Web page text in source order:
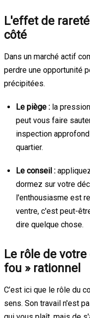
L'effet de
côté
Dans un marché actif
perdre une opportunité
précipitées.
Le piège : la
peut vous faire
inspection
quartier.
Le conseil :
dormez sur votre
l'enthousiasme est
ventre, c'est peut-
dire quelque chose.
Le rôle de
fou » rationnel
C’est ici que le rôle du
sens. Son travail n'est